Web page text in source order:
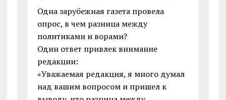
Одна зapyбeжнaя газета провела
опрос, в чем разница между
политиками и ворами?
Один ответ привлек внимание
редакции:
«Уважаемая редакция, я много думал
над вашим вопросом и пришел к